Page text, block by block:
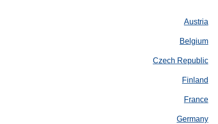
Austria
Belgium
Czech Republic
Finland
France
Germany